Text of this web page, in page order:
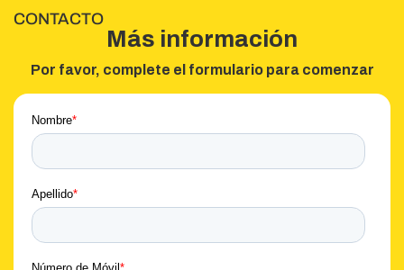
CONTACTO
Más información
Por favor, complete el formulario para comenzar